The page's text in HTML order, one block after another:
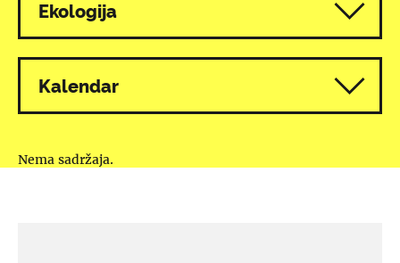
Svi programi
Ekologija
Kalendar
Nema sadržaja.